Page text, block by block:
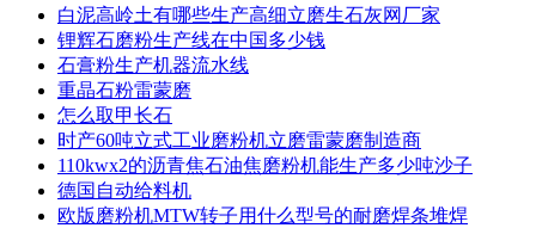
白泥高岭土有哪些生产高细立磨生石灰网厂家
锂辉石磨粉生产线在中国多少钱
石膏粉生产机器流水线
重晶石粉雷蒙磨
怎么取甲长石
时产60吨立式工业磨粉机立磨雷蒙磨制造商
110kwx2的沥青焦石油焦磨粉机能生产多少吨沙子
德国自动给料机
欧版磨粉机MTW转子用什么型号的耐磨焊条堆焊